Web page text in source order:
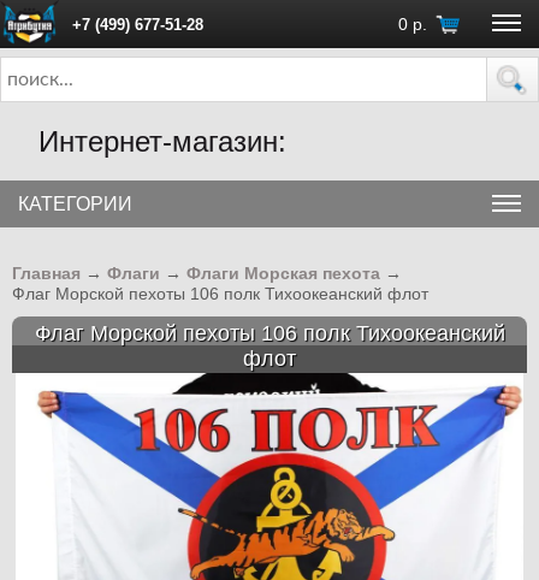
+7 (499) 677-51-28 0 р.
ПН - ПТ с 10:00 до 18:00 (Москва)
Интернет-магазин:
КАТЕГОРИИ
Главная → Флаги → Флаги Морская пехота →
Флаг Морской пехоты 106 полк Тихоокеанский флот
Флаг Морской пехоты 106 полк Тихоокеанский
флот